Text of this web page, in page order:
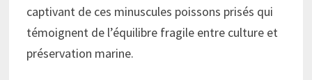
captivant de ces minuscules poissons prisés qui
témoignent de l’équilibre fragile entre culture et
préservation marine.